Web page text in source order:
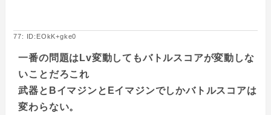
77: ID:EOkK+gke0
一番の問題はLv変動してもバトルスコアが変動しな
いことだろこれ
武器とBイマジンとEイマジンでしかバトルスコアは
変わらない。